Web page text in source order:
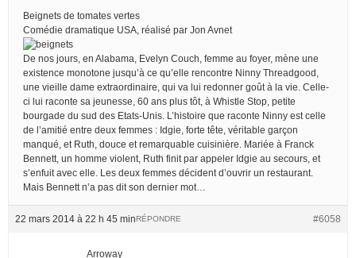
Beignets de tomates vertes
Comédie dramatique USA, réalisé par Jon Avnet
De nos jours, en Alabama, Evelyn Couch, femme au foyer, mène une
existence monotone jusqu’à ce qu’elle rencontre Ninny Threadgood,
une vieille dame extraordinaire, qui va lui redonner goût à la vie. Celle-
ci lui raconte sa jeunesse, 60 ans plus tôt, à Whistle Stop, petite
bourgade du sud des Etats-Unis. L’histoire que raconte Ninny est celle
de l’amitié entre deux femmes : Idgie, forte tête, véritable garçon
manqué, et Ruth, douce et remarquable cuisinière. Mariée à Franck
Bennett, un homme violent, Ruth finit par appeler Idgie au secours, et
s’enfuit avec elle. Les deux femmes décident d’ouvrir un restaurant.
Mais Bennett n’a pas dit son dernier mot…
22 mars 2014 à 22 h 45 min #6058
RÉPONDRE
Arroway